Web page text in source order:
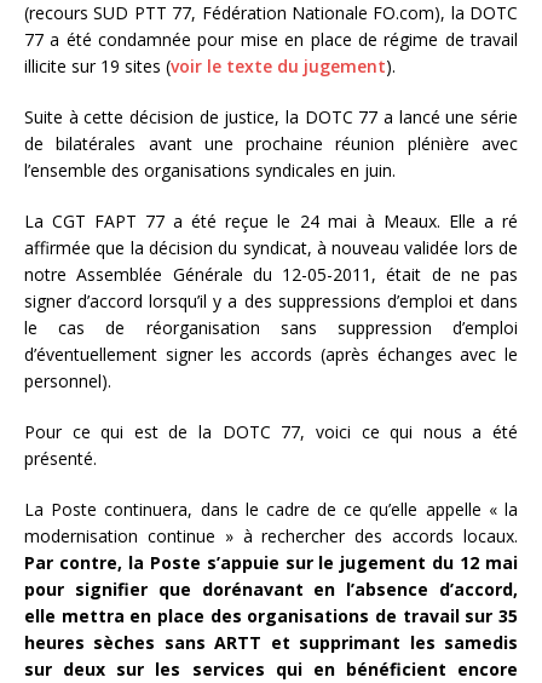
(recours SUD PTT 77, Fédération Nationale FO.com), la DOTC
77 a été condamnée pour mise en place de régime de travail
illicite sur 19 sites (voir le texte du jugement).
Suite à cette décision de justice, la DOTC 77 a lancé une série
de bilatérales avant une prochaine réunion plénière avec
l’ensemble des organisations syndicales en juin.
La CGT FAPT 77 a été reçue le 24 mai à Meaux. Elle a ré
affirmée que la décision du syndicat, à nouveau validée lors de
notre Assemblée Générale du 12-05-2011, était de ne pas
signer d’accord lorsqu’il y a des suppressions d’emploi et dans
le cas de réorganisation sans suppression d’emploi
d’éventuellement signer les accords (après échanges avec le
personnel).
Pour ce qui est de la DOTC 77, voici ce qui nous a été
présenté.
La Poste continuera, dans le cadre de ce qu’elle appelle « la
modernisation continue » à rechercher des accords locaux.
Par contre, la Poste s’appuie sur le jugement du 12 mai
pour signifier que dorénavant en l’absence d’accord,
elle mettra en place des organisations de travail sur 35
heures sèches sans ARTT et supprimant les samedis
sur deux sur les services qui en bénéficient encore